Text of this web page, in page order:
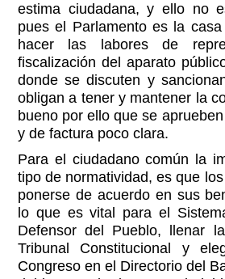
estima ciudadana, y ello no
pues el Parlamento es la
hacer las labores de
fiscalización del aparato
donde se discuten y
obligan a tener y mantener la
bueno por ello que se
y de factura poco clara.
Para el ciudadano común la
tipo de normatividad, es que
ponerse de acuerdo en sus
lo que es vital para el
Defensor del Pueblo, llenar
Tribunal Constitucional y
Congreso en el Directorio del